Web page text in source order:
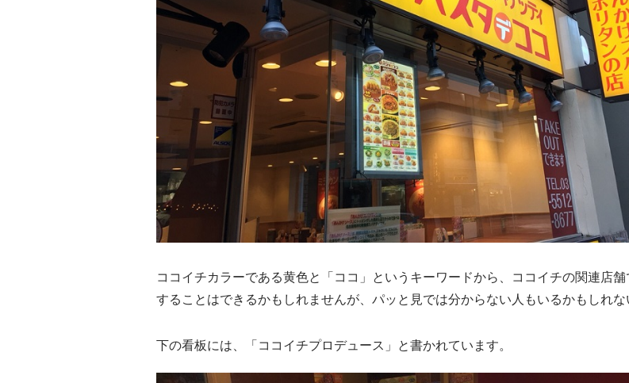
ココイチカラーである黄色と「ココ」というキーワードから、ココイチの関連店
することはできるかもしれませんが、パッと見では分からない人もいるかもしれな
下の看板には、「ココイチプロデュース」と書かれています。